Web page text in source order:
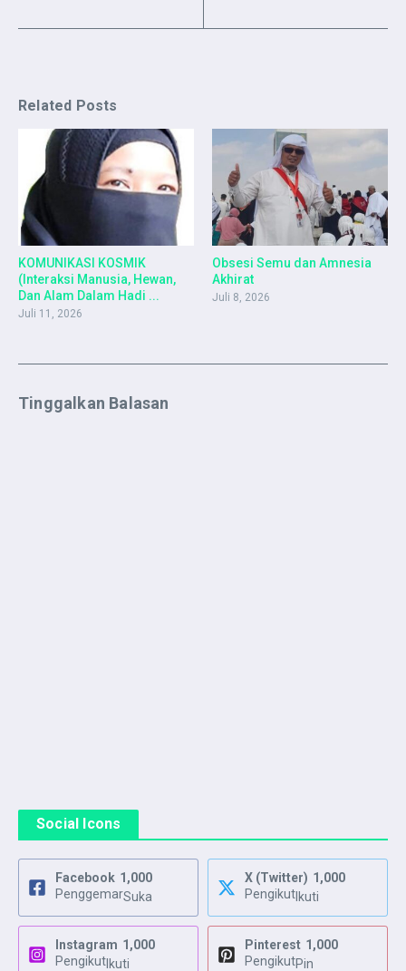
Related Posts
KOMUNIKASI KOSMIK
(Interaksi Manusia, Hewan,
Dan Alam Dalam Hadi ...
Juli 11, 2026
Obsesi Semu dan Amnesia
Akhirat
Juli 8, 2026
Tinggalkan Balasan
Social Icons
Facebook 1,000
PenggemarSuka
X (Twitter) 1,000
Pengikut Ikuti
Instagram 1,000
Pengikut Ikuti
Pinterest 1,000
PengikutPin